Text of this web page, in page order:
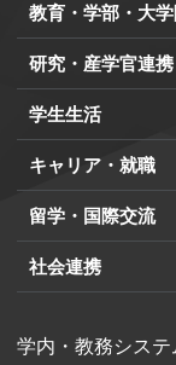
教育・学部・大
研究・産学官連携
学生生活
キャリア・就職
留学・国際交流
社会連携
学内・教務システ